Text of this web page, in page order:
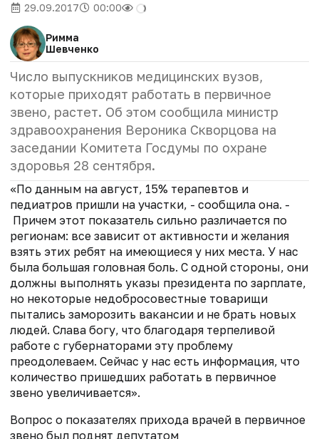
29.09.2017 00:00
Римма
Шевченко
Число выпускников медицинских вузов,
которые приходят работать в первичное
звено, растет. Об этом сообщила министр
здравоохранения Вероника Скворцова на
заседании Комитета Госдумы по охране
здоровья 28 сентября.
«По данным на август, 15% терапевтов и
педиатров пришли на участки, - сообщила она. -
Причем этот показатель сильно различается по
регионам: все зависит от активности и желания
взять этих ребят на имеющиеся у них места. У нас
была большая головная боль. С одной стороны, они
должны выполнять указы президента по зарплате,
но некоторые недобросовестные товарищи
пытались заморозить вакансии и не брать новых
людей. Слава богу, что благодаря терпеливой
работе с губернаторами эту проблему
преодолеваем. Сейчас у нас есть информация, что
количество пришедших работать в первичное
звено увеличивается».
Вопрос о показателях прихода врачей в первичное
звено был поднят депутатом